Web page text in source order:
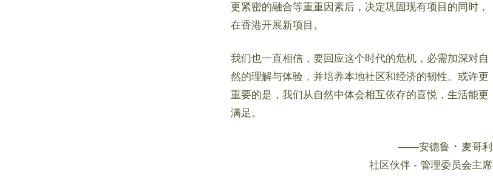
更紧密的融合等重重因素后，决定巩固现有项目的同时，
在香港开展新项目。
我们也一直相信，要回应这个时代的危机，必需加深对自
然的理解与体验，并培养本地社区和经济的韧性。或许更
重要的是，我们从自然中体会相互依存的喜悦，生活能更
满足。
——安德鲁 ･ 麦哥利
社区伙伴 - 管理委员会主席